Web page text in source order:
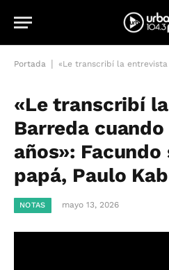
Portada «Le transcribí la entrevista a Barreda cuando
«Le transcribí
Barreda
años»: Facundo
papá, Paulo
NOTAS mayo 13, 2026